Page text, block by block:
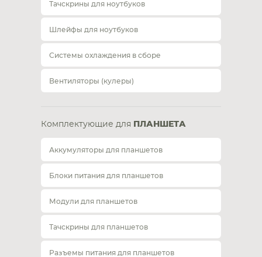
Тачскрины для ноутбуков
Шлейфы для ноутбуков
Системы охлаждения в сборе
Вентиляторы (кулеры)
Комплектующие для ПЛАНШЕТА
Аккумуляторы для планшетов
Блоки питания для планшетов
Модули для планшетов
Тачскрины для планшетов
Разъемы питания для планшетов